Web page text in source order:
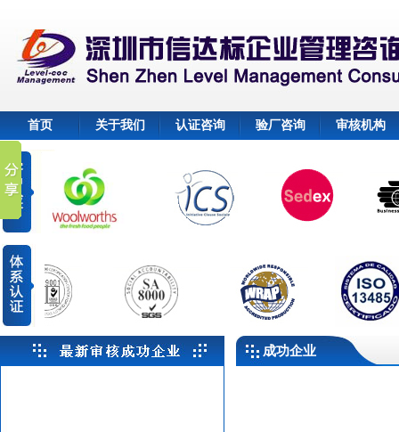
首页 关于我们 认证咨询 验厂咨询 审核机构
成功企业